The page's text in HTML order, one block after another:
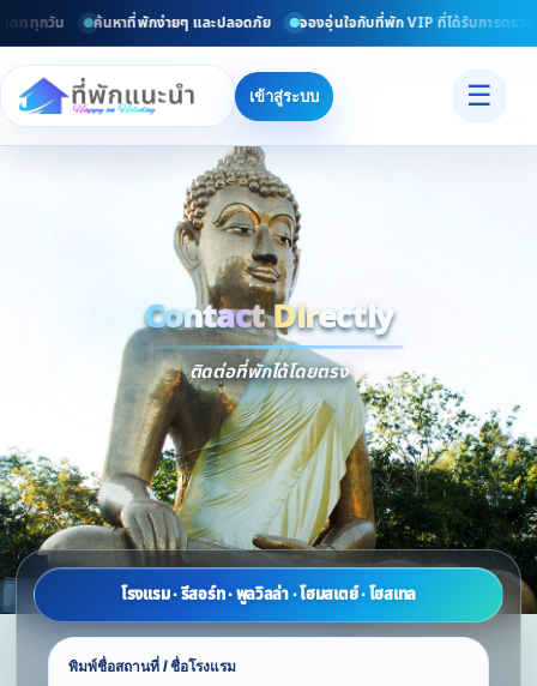
ททุกวัน ค้นหาที่พักง่ายๆ และปลอดภัย จองอุ่นใจกับที่พัก VIP ที่ได้รับการตรวจ
เข้าสู่ระบบ ☰
Contact Directly
Contact
ติดต่อที่พักได้โดยตรง
โรงแรม · รีสอร์ท · พูลวิลล่า · โฮมสเตย์ · โฮสเทล
พิมพ์ชื่อสถานที่ / ชื่อโรงแรม